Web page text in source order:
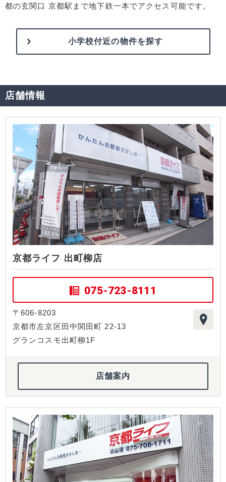
都の玄関口 京都駅まで地下鉄一本でアクセス可能です。
小学校付近の物件を探す
店舗情報
京都ライフ 出町柳店
075-723-8111
〒606-8203
京都市左京区田中関田町 22-13
グランコスモ出町柳1F
店舗案内